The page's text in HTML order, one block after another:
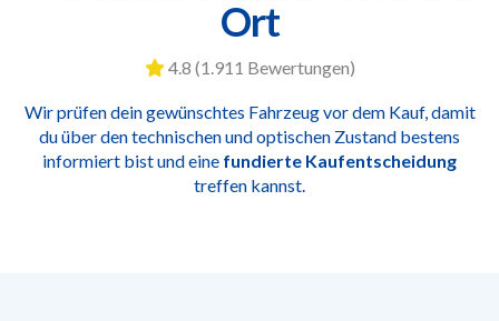
Ort
4.8 (1.911 Bewertungen)
Wir prüfen dein gewünschtes Fahrzeug vor dem Kauf, damit
du über den technischen und optischen Zustand bestens
informiert bist und eine fundierte Kaufentscheidung
treffen kannst.